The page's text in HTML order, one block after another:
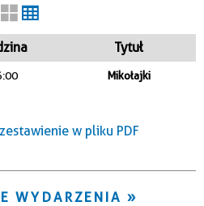
Tytuł
Mikołajki
w pliku PDF
WYDARZENIA